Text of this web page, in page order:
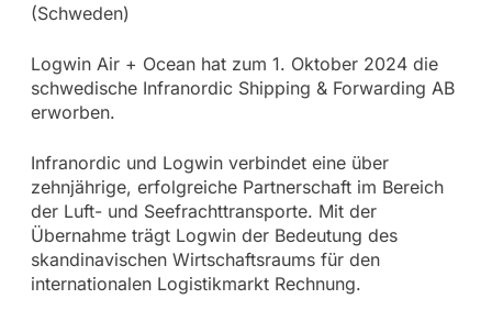
(Schweden)
Logwin Air + Ocean hat zum 1. Oktober 2024 die
schwedische Infranordic Shipping & Forwarding AB
erworben.
Infranordic und Logwin verbindet eine über
zehnjährige, erfolgreiche Partnerschaft im Bereich
der Luft- und Seefrachttransporte. Mit der
Übernahme trägt Logwin der Bedeutung des
skandinavischen Wirtschaftsraums für den
internationalen Logistikmarkt Rechnung.